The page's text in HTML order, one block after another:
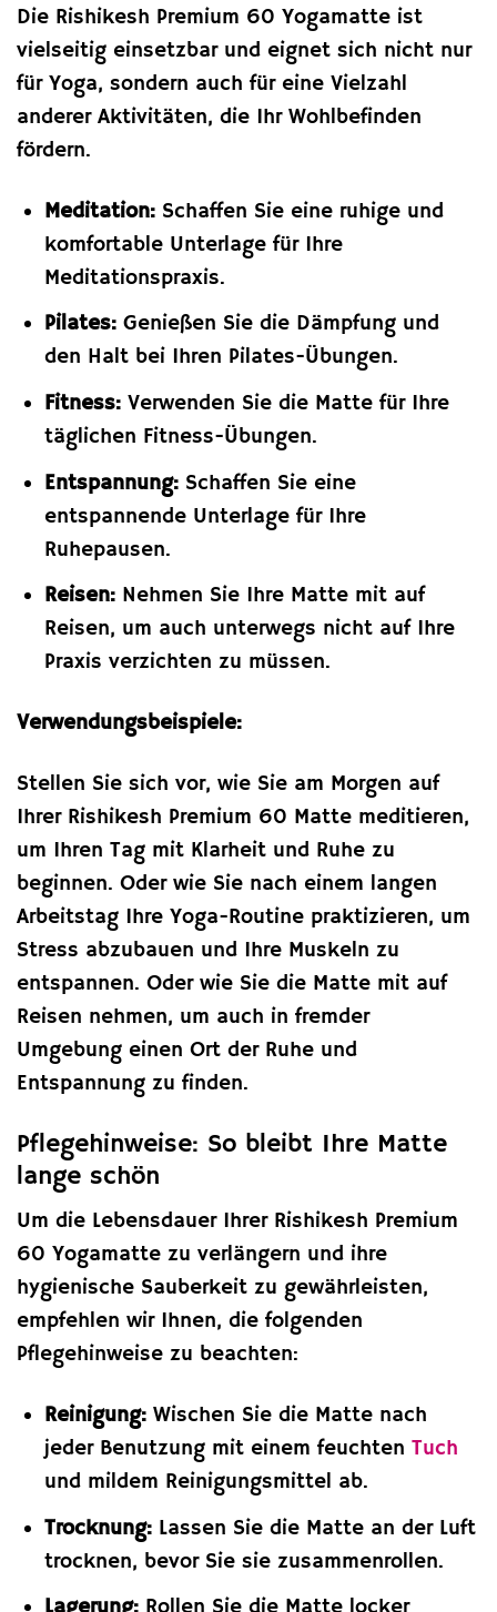
Die Rishikesh Premium 60 Yogamatte ist
vielseitig einsetzbar und eignet sich nicht nur
für Yoga, sondern auch für eine Vielzahl
anderer Aktivitäten, die Ihr Wohlbefinden
fördern.
Meditation:Schaffen Sie eine ruhige und
komfortable Unterlage für Ihre
Meditationspraxis.
Pilates:Genießen Sie die Dämpfung und
den Halt bei Ihren Pilates-Übungen.
Fitness:Verwenden Sie die Matte für Ihre
täglichen Fitness-Übungen.
Entspannung:Schaffen Sie eine
entspannende Unterlage für Ihre
Ruhepausen.
Reisen:Nehmen Sie Ihre Matte mit auf
Reisen, um auch unterwegs nicht auf Ihre
Praxis verzichten zu müssen.
Verwendungsbeispiele:
Stellen Sie sich vor, wie Sie am Morgen auf
Ihrer Rishikesh Premium 60 Matte meditieren,
um Ihren Tag mit Klarheit und Ruhe zu
beginnen. Oder wie Sie nach einem langen
Arbeitstag Ihre Yoga-Routine praktizieren, um
Stress abzubauen und Ihre Muskeln zu
entspannen. Oder wie Sie die Matte mit auf
Reisen nehmen, um auch in fremder
Umgebung einen Ort der Ruhe und
Entspannung zu finden.
Pflegehinweise: So bleibt Ihre Matte
lange schön
Um die Lebensdauer Ihrer Rishikesh Premium
60 Yogamatte zu verlängern und ihre
hygienische Sauberkeit zu gewährleisten,
empfehlen wir Ihnen, die folgenden
Pflegehinweise zu beachten:
Reinigung:Wischen Sie die Matte nach
jeder Benutzung mit einem feuchten Tuch
und mildem Reinigungsmittel ab.
Trocknung:Lassen Sie die Matte an der Luft
trocknen, bevor Sie sie zusammenrollen.